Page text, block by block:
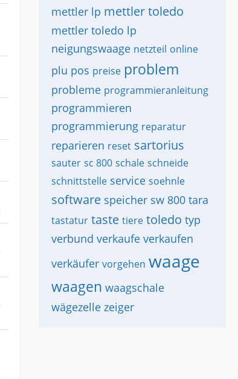
mettler lp mettler toledo
mettler toledo lp
neigungswaage netzteil online
plu pos preise problem
probleme programmieranleitung
programmieren
programmierung reparatur
reparieren reset sartorius
sauter sc 800 schale schneide
schnittstelle service soehnle
software speicher sw 800 tara
tastatur taste tiere toledo typ
verbund verkaufe verkaufen
verkäufer vorgehen waage
waagen waagschale
wägezelle zeiger